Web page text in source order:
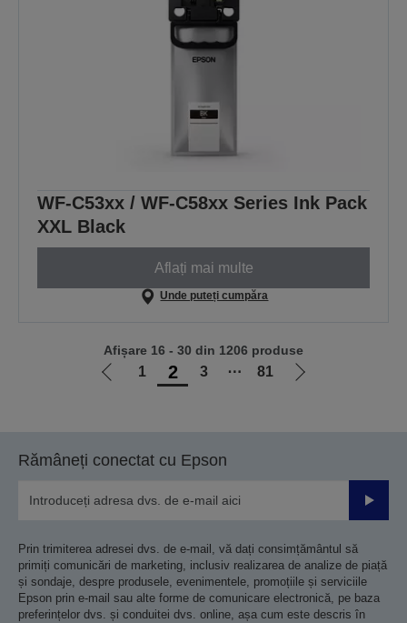
WF-C53xx / WF-C58xx Series Ink Pack
XXL Black
Aflați mai multe
Unde puteți cumpăra
Mergi
1 2 3 ⋯ 81
Mergi
Afișare 16 - 30 din 1206 produse
Rămâneți conectat cu Epson
Prin trimiterea adresei dvs. de e-mail, vă dați consimțământul să
primiți comunicări de marketing, inclusiv realizarea de analize de piață
și sondaje, despre produsele, evenimentele, promoțiile și serviciile
Epson prin e-mail sau alte forme de comunicare electronică, pe baza
preferințelor dvs. și conduitei dvs. online, așa cum este descris în